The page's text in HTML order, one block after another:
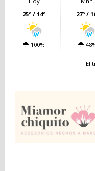
25º / 14º
100%
27º /
El